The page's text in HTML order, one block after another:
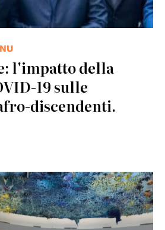
l'impatto della
19 sulle
discendenti.